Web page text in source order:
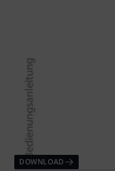
DOWNLOAD